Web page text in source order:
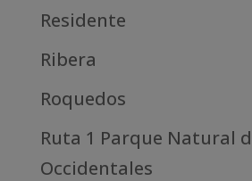
Residente
Ribera
Roquedos
Ruta 1 Parque Natural
Occidentales